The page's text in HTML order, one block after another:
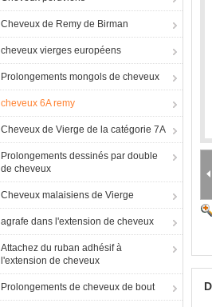
Cheveux de Remy de Birman
cheveux vierges européens
Prolongements mongols de cheveux
cheveux 6A remy
Cheveux de Vierge de la catégorie 7A
Prolongements dessinés par double
de cheveux
Cheveux malaisiens de Vierge
agrafe dans l'extension de cheveux
Attachez du ruban adhésif à
l'extension de cheveux
Prolongements de cheveux de bout